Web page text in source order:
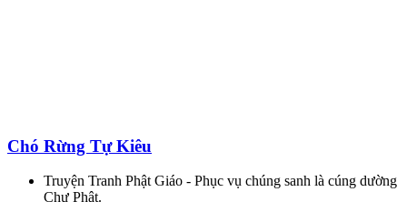
Chó Rừng Tự Kiêu
Truyện Tranh Phật Giáo - Phục vụ chúng sanh là cúng dường
Chư Phật.